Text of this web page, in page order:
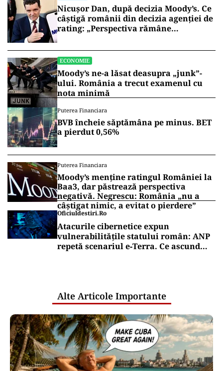
Nicușor Dan, după decizia Moody’s. Ce
câștigă românii din decizia agenției de
rating: „Perspectiva rămâne
ECONOMIE
Moody’s ne-a lăsat deasupra „junk”-
ului. România a trecut examenul cu
nota minimă
Puterea Financiara
BVB încheie săptămâna pe minus. BET
a pierdut 0,56%
Puterea Financiara
Moody’s menține ratingul României la
Baa3, dar păstrează perspectiva
negativă. Negrescu: România „nu a
câștigat nimic, a evitat o pierdere”
Oficiuldestiri.ro
Atacurile cibernetice expun
vulnerabilitățile statului român: ANP
repetă scenariul e‑Terra. Ce ascund
Alte Articole Importante